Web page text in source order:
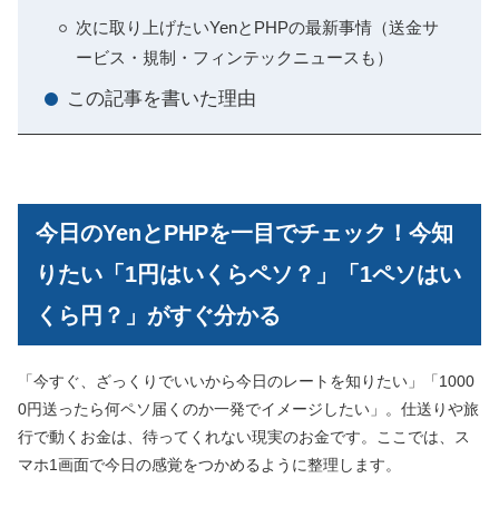
次に取り上げたいYenとPHPの最新事情（送金サ
ービス・規制・フィンテックニュースも）
この記事を書いた理由
今日のYenとPHPを一目でチェック！今知
りたい「1円はいくらペソ？」「1ペソはい
くら円？」がすぐ分かる
「今すぐ、ざっくりでいいから今日のレートを知りたい」「1000
0円送ったら何ペソ届くのか一発でイメージしたい」。仕送りや旅
行で動くお金は、待ってくれない現実のお金です。ここでは、ス
マホ1画面で今日の感覚をつかめるように整理します。